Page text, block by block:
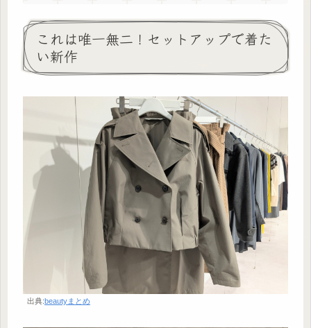
これは唯一無二！セットアップで着た
い新作
出典:beautyまとめ